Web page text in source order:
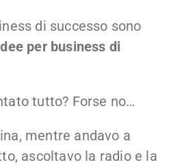
di successo sono
per business di
tutto? Forse no…
mentre andavo a
ascoltavo la radio e la